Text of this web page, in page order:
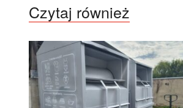
Czytaj również